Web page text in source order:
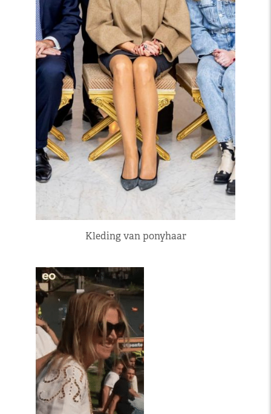
Kleding van ponyhaar